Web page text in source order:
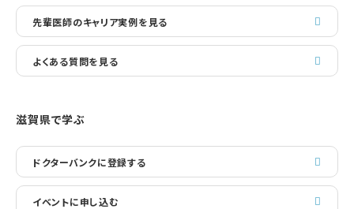
先輩医師のキャリア実例を見る
よくある質問を見る
滋賀県で学ぶ
ドクターバンクに登録する
イベントに申し込む